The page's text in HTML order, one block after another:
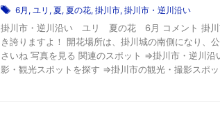
6月 , ユリ , 夏, 夏の花, 掛川市, 掛川市・逆川沿い
掛川市・逆川沿い ユリ 夏の花 6月 コメント 掛川
き誇りますよ！ 開花場所は、掛川城の南側になり、
さいね 写真を見る 関連のスポット ⇒掛川市・逆川
影・観光スポットを探す ⇒掛川市の観光・撮影スポ